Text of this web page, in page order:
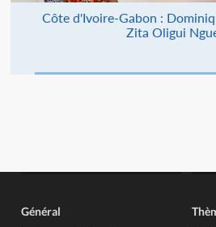
Côte d'Ivoire-Gabon :
Zita Oligui
Général